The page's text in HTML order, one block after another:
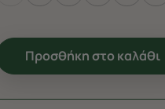
Προσθήκη στο καλάθι